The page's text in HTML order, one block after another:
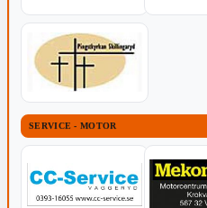
SERVICE - MOTOR